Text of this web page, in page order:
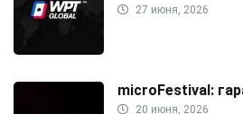
27 июня, 2026
microFestival:
20 июня, 2026